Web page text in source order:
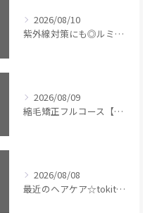
2026/08/10
紫外線対策にも◎ルミナススプレー【銀座・美容室WISTERIA】
2026/08/09
縮毛矯正フルコース【銀座・美容室WISTERIA】
2026/08/08
最近のヘアケア☆tokita【銀座・美容室WISTERIA】